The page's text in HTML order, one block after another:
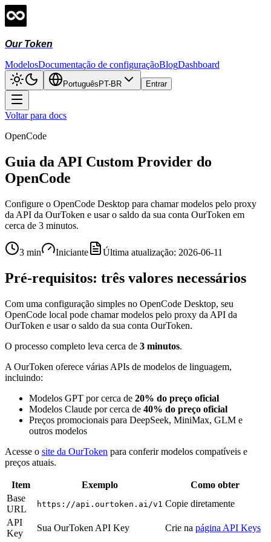
Our Token
ModelosDocumentação de configuraçãoBlogDashboard
Português PT-BR Entrar
Voltar para docs
OpenCode
Guia da API Custom Provider do
OpenCode
Configure o OpenCode Desktop para chamar modelos pelo proxy
da API da OurToken e usar o saldo da sua conta OurToken em
cerca de 3 minutos.
3 min Iniciante Última atualização: 2026-06-11
Pré-requisitos: três valores necessários
Com uma configuração simples no OpenCode Desktop, seu
OpenCode local pode chamar modelos pelo proxy da API da
OurToken e usar o saldo da sua conta OurToken.
O processo completo leva cerca de 3 minutos.
A OurToken oferece várias APIs de modelos de linguagem,
incluindo:
Modelos GPT por cerca de 20% do preço oficial
Modelos Claude por cerca de 40% do preço oficial
Preços promocionais para DeepSeek, MiniMax, GLM e
outros modelos
Acesse o site da OurToken para conferir modelos compatíveis e
preços atuais.
Item Exemplo
Como obter
Base
URL
https://api.ourtoken.ai/v1 Copie diretamente
API
Key
Sua OurToken API Key Crie na página API Keys